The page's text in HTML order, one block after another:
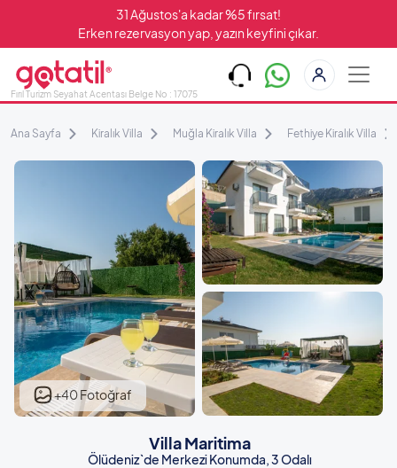
31 Ağustos'a kadar %5 fırsat!
Erken rezervasyon yap, yazın keyfini çıkar.
Fırıl Turizm Seyahat Acentası Belge No : 17075
Ana Sayfa Kiralık Villa Muğla Kiralık Villa Fethiye Kiralık Villa
Villa Maritima
Ölüdeniz`de Merkezi Konumda, 3 Odalı
+40 Fotoğraf